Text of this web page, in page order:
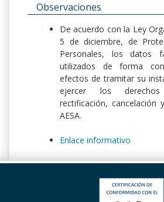
Observaciones
De acuerdo con la Ley
5 de diciembre, de
Personales, los datos
utilizados de forma
efectos de tramitar su
ejercer los
rectificación, cancelación
AESA.
Enlace informativo